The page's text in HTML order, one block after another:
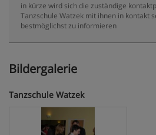
in kürze wird sich die zuständige
Tanzschule Watzek mit ihnen in kontakt
bestmöglichst zu informieren
Bildergalerie
Tanzschule Watzek